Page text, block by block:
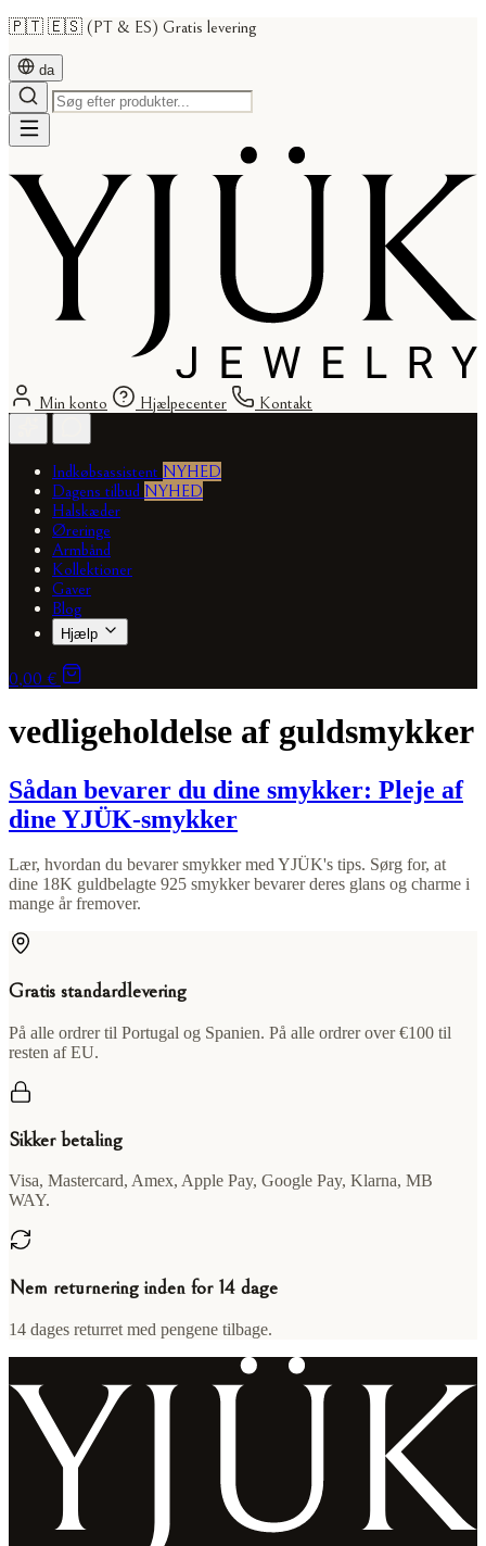
🇵🇹 🇪🇸 (PT & ES) Gratis levering
da
Min konto Hjælpecenter Kontakt
Indkøbsassistent NYHED
Dagens tilbud NYHED
Halskæder
Øreringe
Armbånd
Kollektioner
Gaver
Blog
Hjælp
0,00 €
vedligeholdelse af guldsmykker
Sådan bevarer du dine smykker: Pleje af
dine YJÜK-smykker
Lær, hvordan du bevarer smykker med YJÜK's tips. Sørg for, at
dine 18K guldbelagte 925 smykker bevarer deres glans og charme i
mange år fremover.
Gratis standardlevering
På alle ordrer til Portugal og Spanien. På alle ordrer over €100 til
resten af EU.
Sikker betaling
Visa, Mastercard, Amex, Apple Pay, Google Pay, Klarna, MB
WAY.
Nem returnering inden for 14 dage
14 dages returret med pengene tilbage.